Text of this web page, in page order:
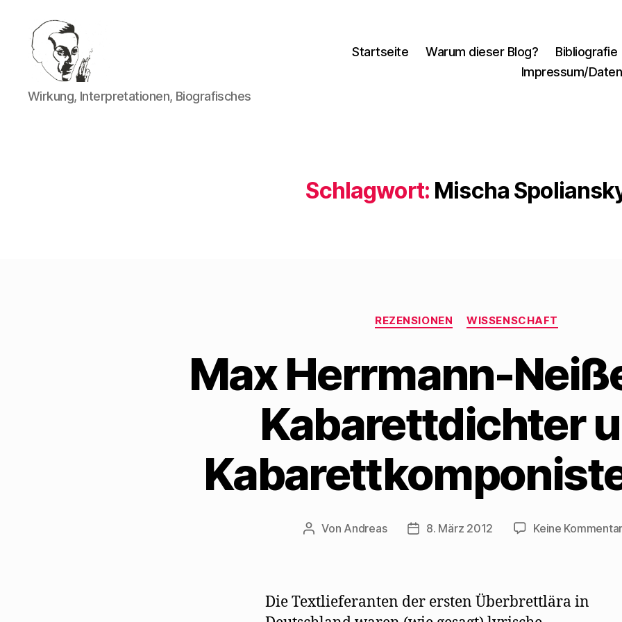
Walter
Mehring
Wirkung, Interpretationen, Biografisches
Startseite Warum dieser Blog? Bibliografie
Impressum/
Schlagwort: Mischa
Kategorien
REZENSIONEN WISSENSCHAFT
Max Herrmann-
Kabarettdichter
Beitragsautor
Von Andreas Beitragsdatum
8. März 2012 Keine
Die Textlieferanten der ersten Überbrettlära in